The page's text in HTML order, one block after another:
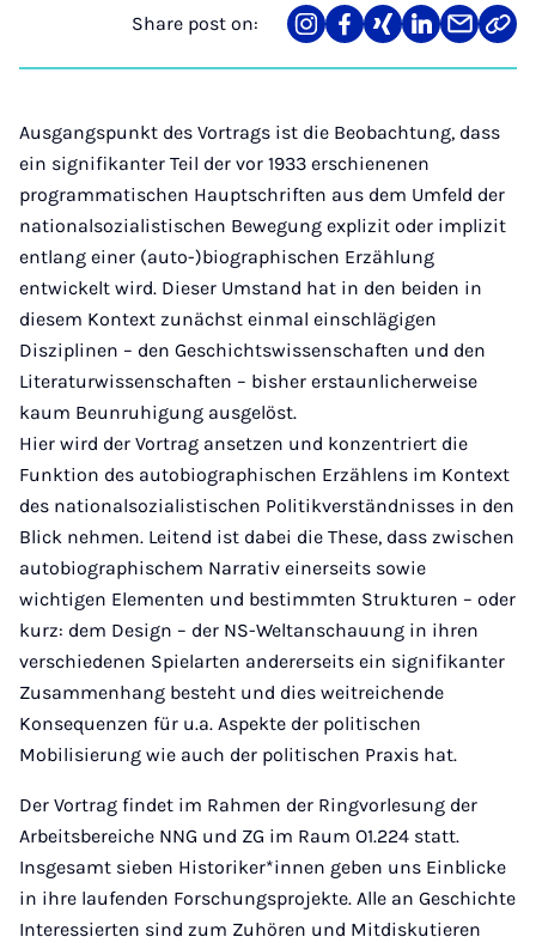
Share post on:
Share
on
Teilen
auf
Teilen
auf
Teilen
auf
Teilen
über
Mail
Link
Ausgangspunkt des Vortrags ist die Beobachtung, dass
ein signifikanter Teil der vor 1933 erschienenen
programmatischen Hauptschriften aus dem Umfeld der
nationalsozialistischen Bewegung explizit oder implizit
entlang einer (auto-)biographischen Erzählung
entwickelt wird. Dieser Umstand hat in den beiden in
diesem Kontext zunächst einmal einschlägigen
Disziplinen – den Geschichtswissenschaften und den
Literaturwissenschaften – bisher erstaunlicherweise
kaum Beunruhigung ausgelöst.
Hier wird der Vortrag ansetzen und konzentriert die
Funktion des autobiographischen Erzählens im Kontext
des nationalsozialistischen Politikverständnisses in den
Blick nehmen. Leitend ist dabei die These, dass zwischen
autobiographischem Narrativ einerseits sowie
wichtigen Elementen und bestimmten Strukturen – oder
kurz: dem Design – der NS-Weltanschauung in ihren
verschiedenen Spielarten andererseits ein signifikanter
Zusammenhang besteht und dies weitreichende
Konsequenzen für u.a. Aspekte der politischen
Mobilisierung wie auch der politischen Praxis hat.
Der Vortrag findet im Rahmen der Ringvorlesung der
Arbeitsbereiche NNG und ZG im Raum O1.224 statt.
Insgesamt sieben Historiker*innen geben uns Einblicke
in ihre laufenden Forschungsprojekte. Alle an Geschichte
Interessierten sind zum Zuhören und Mitdiskutieren